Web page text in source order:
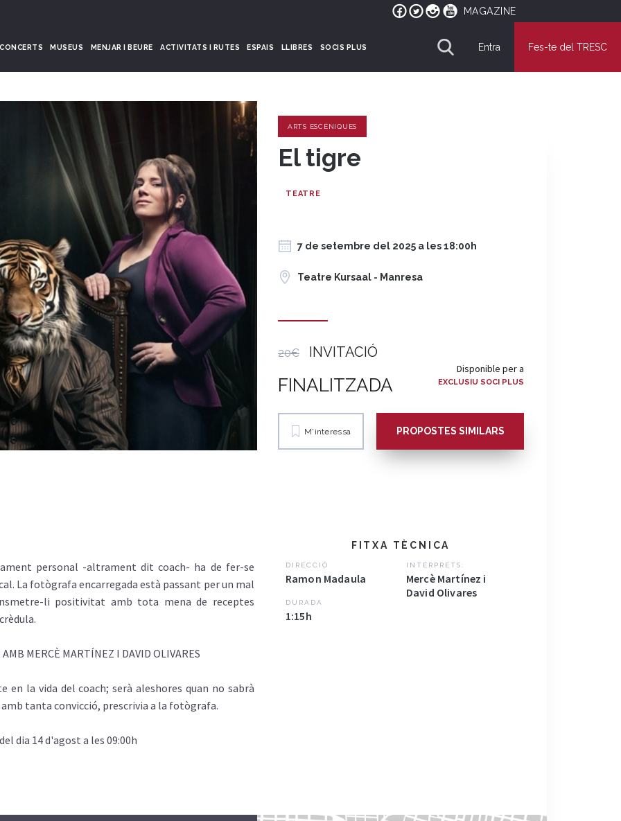
MAGAZINE
CONCERTS MUSEUS MENJAR I BEURE ACTIVITATS I RUTES ESPAIS LLIBRES SOCIS PLUS Entra Fes-te del TRESC
ARTS ESCÈNIQUES
El tigre
TEATRE
7 de setembre del 2025 a les 18:00h
Teatre Kursaal - Manresa
20€ INVITACIÓ
FINALITZADA
Disponible per a
EXCLUSIU SOCI PLUS
M'interessa PROPOSTES SIMILARS
personal -altrament dit coach- ha de fer-se
La fotògrafa encarregada està passant per un mal
li positivitat amb tota mena de receptes
MERCÈ MARTÍNEZ I DAVID OLIVARES
la vida del coach; serà aleshores quan no sabrà
tanta convicció, prescrivia a la fotògrafa.
dia 14 d'agost a les 09:00h
FITXA TÈCNICA
DIRECCIÓ
Ramon Madaula
DURADA
1:15h
INTÈRPRETS:
Mercè Martínez i
David Olivares